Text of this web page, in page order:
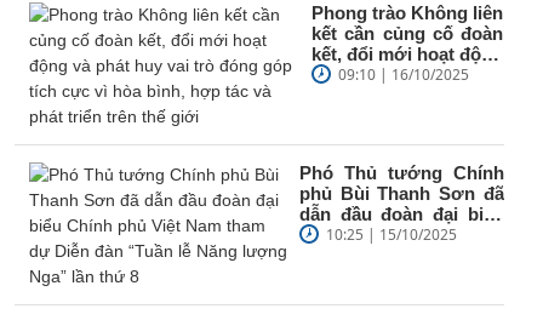
Phong trào Không liên
kết cần củng cố đoàn
kết, đổi mới hoạt động
và phát huy vai trò
09:10 | 16/10/2025
Phó Thủ tướng Chính
phủ Bùi Thanh Sơn đã
dẫn đầu đoàn đại biểu
Chính phủ Việt Nam
10:25 | 15/10/2025